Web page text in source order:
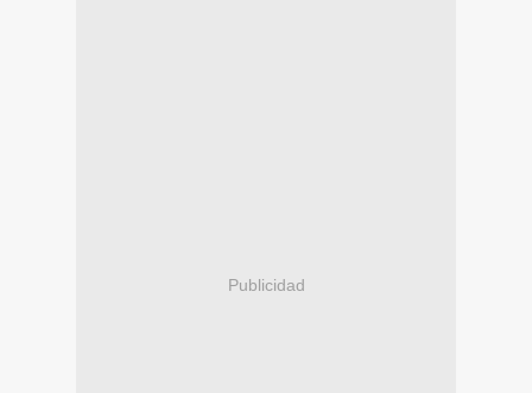
Publicidad